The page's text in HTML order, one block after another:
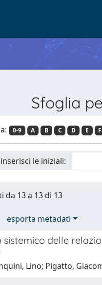
Sfoglia
0-9 A B C D E F
le iniziali:
13 a 13 di 13
esporta metadati
sistemico delle
Lino; Pigatto,